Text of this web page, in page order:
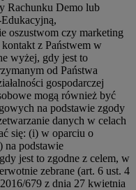
Rachunku Demo lub
oszustwom czy marketing
z Państwem w
wyżej, gdy jest to
od Państwa
gospodarczej
mogą również być
na podstawie zgody
danych w celach
się: (i) w oparciu o
na podstawie
jest to zgodne z celem, w
zebrane (art. 6 ust. 4
679 z dnia 27 kwietnia